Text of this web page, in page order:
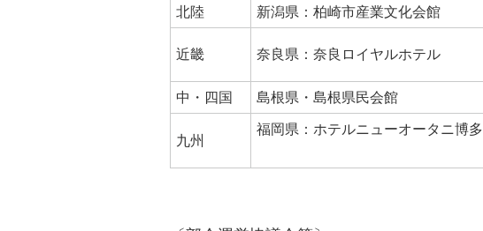
北陸
新潟県：柏崎市産業文化会館
近畿 奈良県：奈良ロイヤルホテル
中・四国
島根県・島根県民会館
九州
福岡県：ホテルニューオータニ博多